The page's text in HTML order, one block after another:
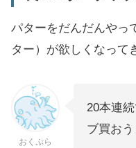
パターをだんだんやっ
ター）が欲しくなって
おくぷら
20本連
ブ買お